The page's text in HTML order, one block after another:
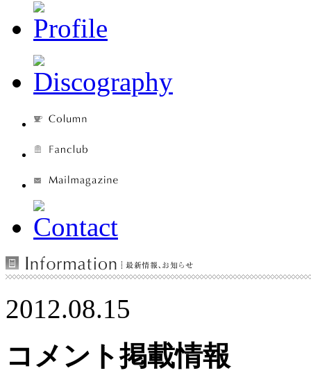
2012.08.15
コメント掲載情報